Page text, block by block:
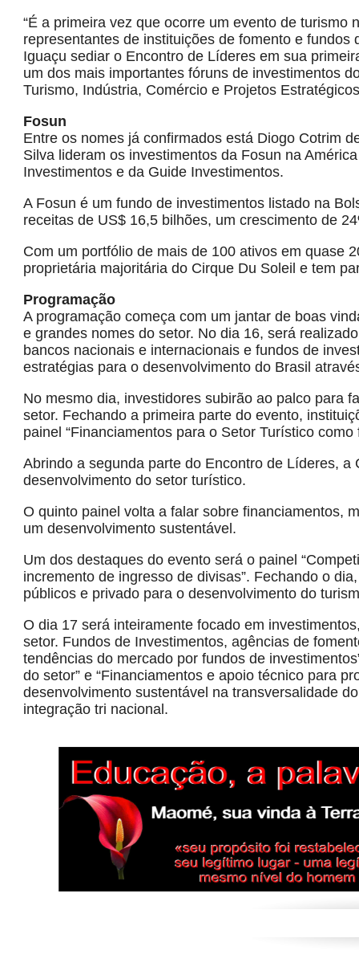
“É a primeira vez que ocorre um evento de
representantes de instituições de fomento e
Iguaçu sediar o Encontro de Líderes em sua
um dos mais importantes fóruns de investimentos
Turismo, Indústria, Comércio e Projetos
Fosun
Entre os nomes já confirmados está Diogo Cotrim
Silva lideram os investimentos da Fosun na
Investimentos e da Guide Investimentos.
A Fosun é um fundo de investimentos listado na
receitas de US$ 16,5 bilhões, um crescimento de
Com um portfólio de mais de 100 ativos em quase
proprietária majoritária do Cirque Du Soleil e tem
Programação
A programação começa com um jantar de boas
e grandes nomes do setor. No dia 16, será
bancos nacionais e internacionais e fundos de
estratégias para o desenvolvimento do Brasil
No mesmo dia, investidores subirão ao palco para
setor. Fechando a primeira parte do evento,
painel “Financiamentos para o Setor Turístico
Abrindo a segunda parte do Encontro de Líderes,
desenvolvimento do setor turístico.
O quinto painel volta a falar sobre financiamentos,
um desenvolvimento sustentável.
Um dos destaques do evento será o painel
incremento de ingresso de divisas”. Fechando o
públicos e privado para o desenvolvimento do
O dia 17 será inteiramente focado em
setor. Fundos de Investimentos, agências de
tendências do mercado por fundos de
do setor” e “Financiamentos e apoio técnico para
desenvolvimento sustentável na transversalidade
integração tri nacional.